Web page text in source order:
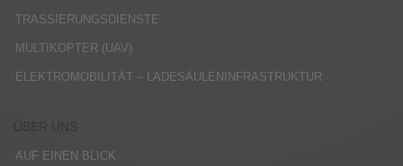
TRASSIERUNGSDIENSTE
MULTIKOPTER (UAV)
ELEKTROMOBILITÄT – LADESÄULENINFRASTRUKTUR
AUF EINEN BLICK